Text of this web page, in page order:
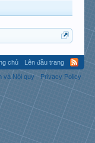
chủ
Lên đầu trang
và Nội quy
Privacy Policy